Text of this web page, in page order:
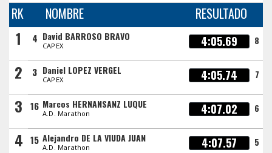
RK NOMBRE RESULTADO
1 4 David BARROSO BRAVO
CAPEX 4:05.69 8
2 3 Daniel LOPEZ VERGEL
CAPEX 4:05.74 7
3 16 Marcos HERNANSANZ LUQUE
A.D. Marathon 4:07.02 6
4 15 Alejandro DE LA VIUDA JUAN
A.D. Marathon 4:07.57 5